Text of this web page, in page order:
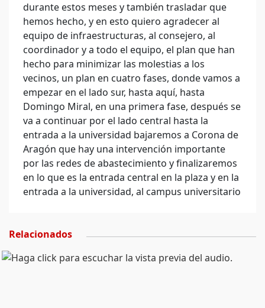
durante estos meses y también trasladar que
hemos hecho, y en esto quiero agradecer al
equipo de infraestructuras, al consejero, al
coordinador y a todo el equipo, el plan que han
hecho para minimizar las molestias a los
vecinos, un plan en cuatro fases, donde vamos a
empezar en el lado sur, hasta aquí, hasta
Domingo Miral, en una primera fase, después se
va a continuar por el lado central hasta la
entrada a la universidad bajaremos a Corona de
Aragón que hay una intervención importante
por las redes de abastecimiento y finalizaremos
en lo que es la entrada central en la plaza y en la
entrada a la universidad, al campus universitario
Relacionados